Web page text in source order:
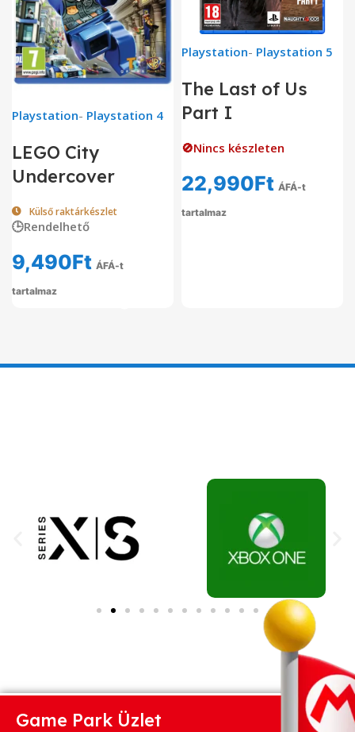
Playstation- Playstation 4
LEGO City
Undercover
Külső raktárkészlet
🕒Rendelhető
9,490Ft ÁFÁ-t
tartalmaz
Playstation- Playstation 5
The Last of Us
Part I
🚫Nincs készleten
22,990Ft ÁFÁ-t
tartalmaz
Game Park Üzlet